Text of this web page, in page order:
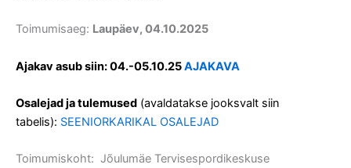
Toimumisaeg: Laupäev, 04.10.2025
Ajakav asub siin: 04.-05.10.25AJAKAVA
Osalejad ja tulemused (avaldatakse jooksvalt siin
tabelis): SEENIORKARIKAL OSALEJAD
Toimumiskoht: Jõulumäe Tervisespordikeskuse